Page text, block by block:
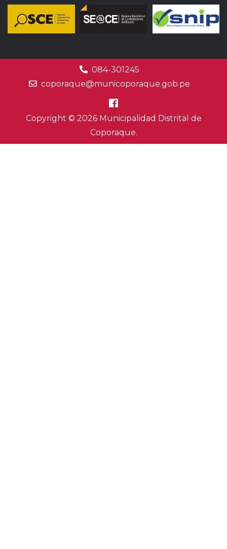
084-301245
coporaque@municoporaque.gob.pe
Copyright © 2026 Municipalidad Distrital de
Coporaque.